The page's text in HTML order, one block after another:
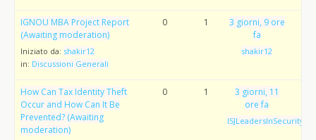
IGNOU MBA Project Report
(Awaiting moderation)
Iniziato da: shakir12
in: Discussioni Generali
0 1
3 giorni, 9 ore
fa
shakir12
How Can Tax Identity Theft
Occur and How Can It Be
Prevented? (Awaiting
moderation)
0 1
3 giorni, 11
ore fa